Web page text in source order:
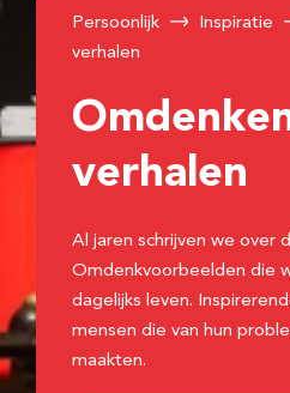
Persoonlijk Inspiratie
verhalen
verhalen
Al jaren schrijven we over
Omdenkvoorbeelden die
dagelijks leven.
mensen die van hun
maakten.